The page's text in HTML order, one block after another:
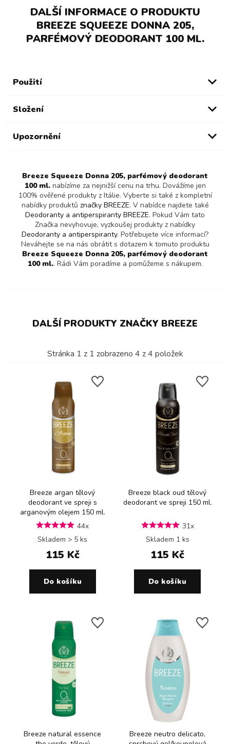
DALŠÍ INFORMACE O PRODUKTU
BREEZE SQUEEZE DONNA 205,
PARFÉMOVÝ DEODORANT 100 ML.
Použití
Složení
Upozornění
Breeze Squeeze Donna 205, parfémový deodorant
100 ml.nabízíme za nejnižší cenu na trhu. Dovážíme jen
100% ověřené produkty z Itálie. Vyberte si také z kompletní
nabídky produktů značky BREEZE. V nabídce najdete také
Deodoranty a antiperspiranty BREEZE. Pokud Vám tato
Značka nevyhovuje, vyzkoušej produkty z nabídky
Deodoranty a antiperspiranty. Potřebujete více informací?
Neváhejte se na nás obrátit s dotazem k tomuto produktu
Breeze Squeeze Donna 205, parfémový deodorant
100 ml.. Rádi Vám poradíme a pomůžeme s nákupem.
DALŠÍ PRODUKTY ZNAČKY BREEZE
Stránka 1 z 1 zobrazeno 4 z4 položek
Breeze argan tělový
deodorant ve spreji s
arganovým olejem 150 ml.
44x
Skladem > 5 ks
115 Kč
Do košíku
Breeze black oud tělový
deodorant ve spreji 150 ml.
31x
Skladem 1 ks
115 Kč
Do košíku
Breeze natural essence
Breeze neutro delicato,